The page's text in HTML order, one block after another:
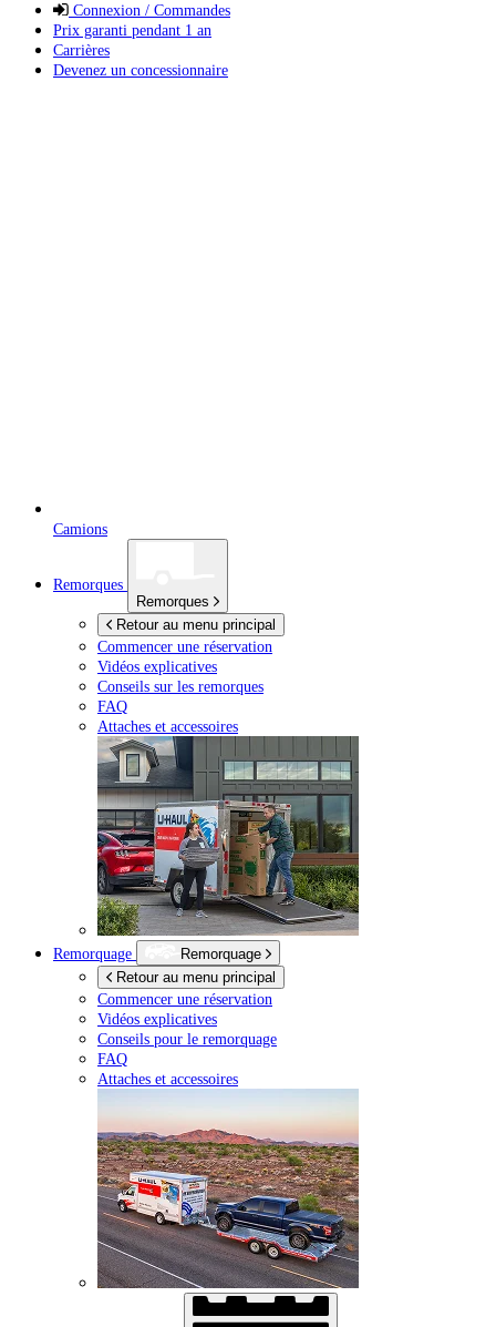
Connexion / Commandes
Prix garanti pendant 1 an
Carrières
Devenez un concessionnaire
Camions
Remorques
Remorques
Retour au menu principal
Commencer une réservation
Vidéos explicatives
Conseils sur les remorques
FAQ
Attaches et accessoires
Remorquage
Remorquage
Retour au menu principal
Commencer une réservation
Vidéos explicatives
Conseils pour le remorquage
FAQ
Attaches et accessoires